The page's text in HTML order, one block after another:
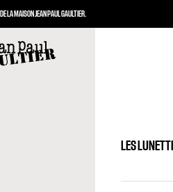
LES
DE LA MAISON JEAN PAUL GAULTIER.